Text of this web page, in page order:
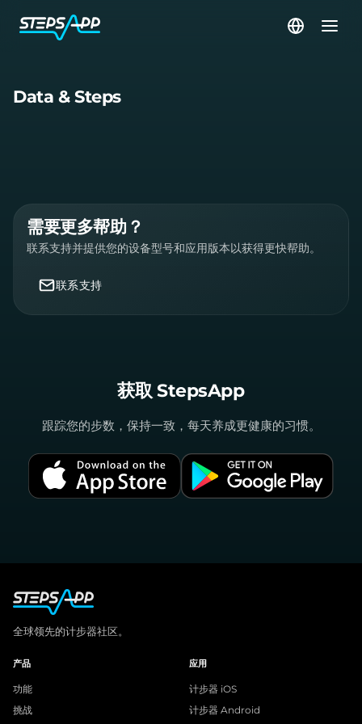
Data & Steps
需要更多帮助？
联系支持并提供您的设备型号和应用版本以获得更快帮助。
联系支持
获取 StepsApp
跟踪您的步数，保持一致，每天养成更健康的习惯。
全球领先的计步器社区。
产品
功能
挑战
应用
计步器 iOS
计步器 Android